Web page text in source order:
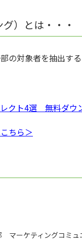
）とは・・・
の対象者を抽出す
レクト4選 無料ダウ
ちら＞
ーケティングコミュ